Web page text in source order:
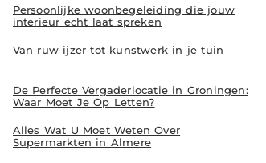
Persoonlijke woonbegeleiding die jouw
interieur echt laat spreken
Van ruw ijzer tot kunstwerk in je tuin
De Perfecte Vergaderlocatie in Groningen:
Waar Moet Je Op Letten?
Alles Wat U Moet Weten Over
Supermarkten in Almere